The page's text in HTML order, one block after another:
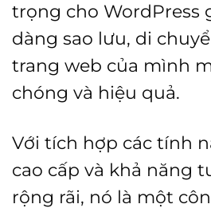
trọng cho WordPress
dàng sao lưu, di
trang web của mình
chóng và hiệu quả.
Với tích hợp các tính
cao cấp và khả năng
rộng rãi, nó là một